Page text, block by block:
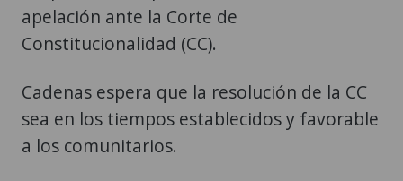
apelación ante la Corte de
Constitucionalidad (CC).
Cadenas espera que la resolución de la CC
sea en los tiempos establecidos y favorable
a los comunitarios.